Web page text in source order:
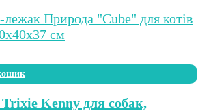
Kenny для собак,